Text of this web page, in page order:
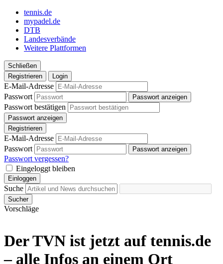
tennis.de
mypadel.de
DTB
Landesverbände
Weitere Plattformen
Schließen
Registrieren
Login
E-Mail-Adresse
Passwort
Passwort anzeigen
Passwort bestätigen
Passwort anzeigen
Registrieren
E-Mail-Adresse
Passwort
Passwort anzeigen
Passwort vergessen?
Eingeloggt bleiben
Einloggen
Suche
Sucher
Vorschläge
Der TVN ist jetzt auf tennis.de
– alle Infos an einem Ort